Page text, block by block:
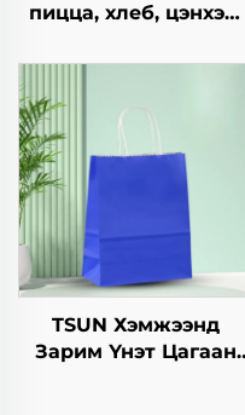
пицца, хлеб, цэнхэр,
гамбургерийг
зориулагдсан буцаж
ашиглах боломжтой
крафт хавтангаас
бүрдсэн дагуу, цэцэг,
хөнгөн хоолны
ашиглахад
TSUN Хэмжээнд
Зарим Үнэт Цагаан